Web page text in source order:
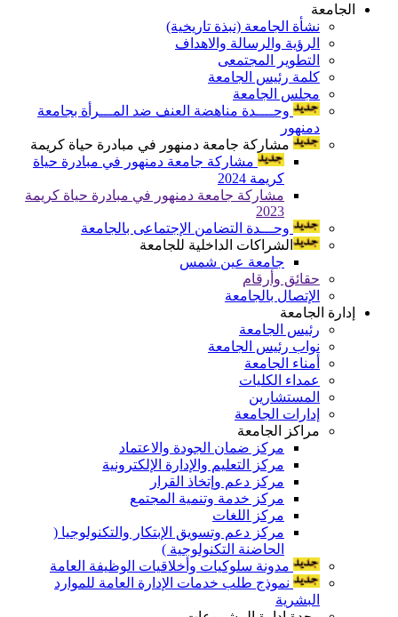
الجامعة
نشأة الجامعة (نبذة تاريخية)
الرؤية والرسالة والاهداف
التطوير المجتمعى
كلمة رئيس الجامعة
مجلس الجامعة
وحــــدة مناهضة العنف ضد المـــرأة بجامعة
دمنهور
مشاركة جامعة دمنهور في مبادرة حياة كريمة
مشاركة جامعة دمنهور في مبادرة حياة
كريمة 2024
مشاركة جامعة دمنهور في مبادرة حياة كريمة
2023
وحـــدة التضامن الإجتماعى بالجامعة
الشراكات الداخلية للجامعة
جامعة عين شمس
حقائق وأرقام
الإتصال بالجامعة
إدارة الجامعة
رئيس الجامعة
نواب رئيس الجامعة
أمناء الجامعة
عمداء الكليات
المستشارين
إدارات الجامعة
مراكز الجامعة
مركز ضمان الجودة والاعتماد
مركز التعليم والإدارة الإلكترونية
مركز دعم وإتخاذ القرار
مركز خدمة وتنمية المجتمع
مركز اللغات
مركز دعم وتسويق الإبتكار والتكنولوجيا (
الحاضنة التكنولوجية )
مدونة سلوكيات وأخلاقيات الوظيفة العامة
نموذج طلب خدمات الإدارة العامة للموارد
البشرية